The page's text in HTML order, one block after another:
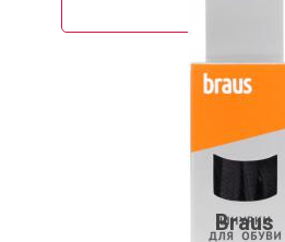
Braus